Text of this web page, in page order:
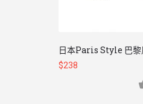
日本Paris Style 巴黎
$238